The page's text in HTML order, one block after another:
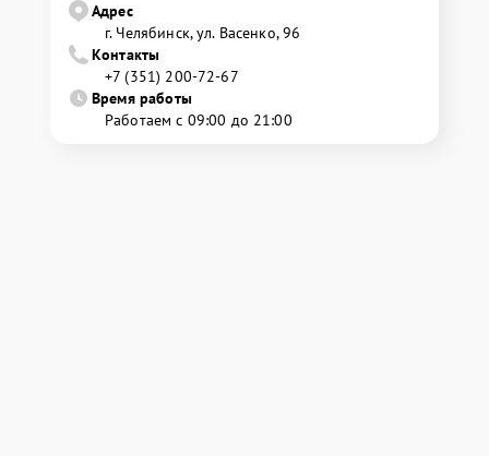
Адрес
г. Челябинск, ул. Васенко, 96
Контакты
+7 (351) 200-72-67
Время работы
Работаем с 09:00 до 21:00